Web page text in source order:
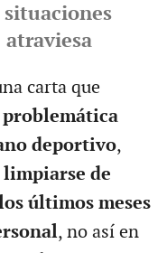
situaciones
atraviesa
carta que
deportivo,
limpiarse de
últimos meses
, no así en